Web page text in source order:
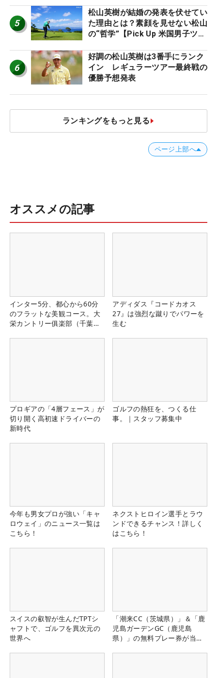
5
松山英樹が結婚の発表を伏せてい
た理由とは？素顔を見せない松山
の“哲学”【Pick Up 米国男子ツア
6
好調の松山英樹は3番手にランク
イン レギュラーツアー最終戦の
優勝予想発表
ランキングをもっと見る
ページ上部へ
オススメの記事
インター5分、都心から60分
のフラットな美観コース。大
栄カントリー俱楽部（千葉
アディダス『コードカオス
27』は強烈な蹴りでパワーを
生む
プロギアの「4層フェース」が
切り開く高初速ドライバーの
新時代
ゴルフの熱狂を、つくる仕
事。｜スタッフ募集中
今年も男女プロが強い「キャ
ロウェイ」のニュース一覧は
こちら！
ネクストヒロイン選手とラウ
ンドできるチャンス！詳しく
はこちら！
スイスの叡智が生んだTPTシ
ャフトで、ゴルフを異次元の
世界へ
「潮来CC（茨城県）」＆「鹿
児島ガーデンGC（鹿児島
県）」の無料プレー券が当た